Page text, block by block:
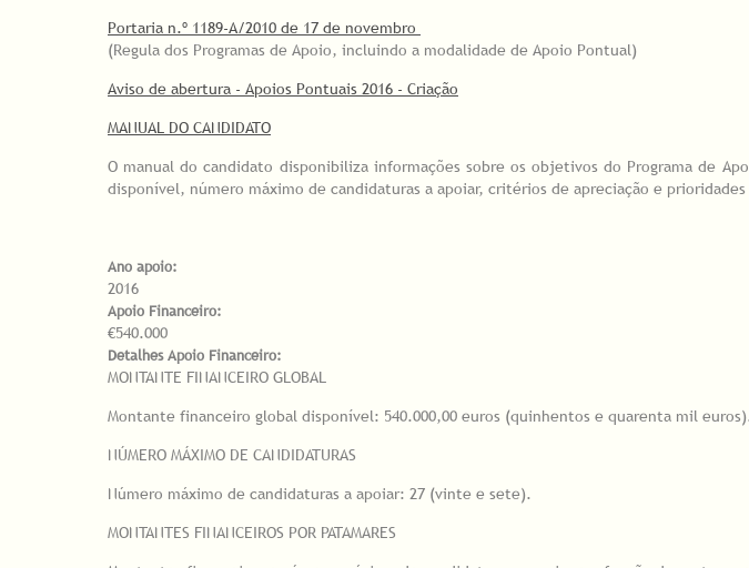
Portaria n.º 1189-A/2010 de 17 de novembro
(Regula dos Programas de Apoio, incluindo a modalidade de Apoio Pontual)
Aviso de abertura - Apoios Pontuais 2016 - Criação
MANUAL DO CANDIDATO
O manual do candidato disponibiliza informações sobre os objetivos do Programa de
disponível, número máximo de candidaturas a apoiar, critérios de apreciação e
Ano apoio:
2016
Apoio Financeiro:
€540.000
Detalhes Apoio Financeiro:
MONTANTE FINANCEIRO GLOBAL
Montante financeiro global disponível: 540.000,00 euros (quinhentos e quarenta mil
NÚMERO MÁXIMO DE CANDIDATURAS
Número máximo de candidaturas a apoiar: 27 (vinte e sete).
MONTANTES FINANCEIROS POR PATAMARES